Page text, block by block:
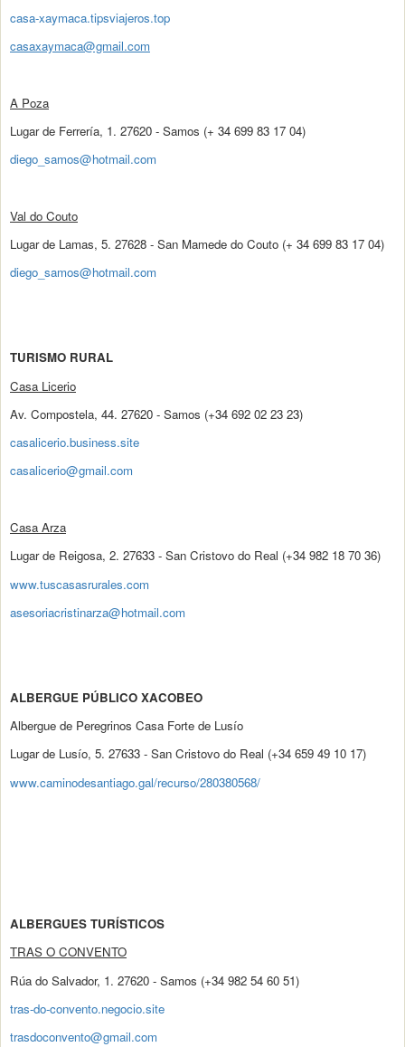
casa-xaymaca.tipsviajeros.top
casaxaymaca@gmail.com
A Poza
Lugar de Ferrería, 1. 27620 - Samos (+ 34 699 83 17 04)
diego_samos@hotmail.com
Val do Couto
Lugar de Lamas, 5. 27628 - San Mamede do Couto (+ 34 699 83 17 04)
diego_samos@hotmail.com
TURISMO RURAL
Casa Licerio
Av. Compostela, 44. 27620 - Samos (+34 692 02 23 23)
casalicerio.business.site
casalicerio@gmail.com
Casa Arza
Lugar de Reigosa, 2. 27633 - San Cristovo do Real (+34 982 18 70 36)
www.tuscasasrurales.com
asesoriacristinarza@hotmail.com
ALBERGUE PÚBLICO XACOBEO
Albergue de Peregrinos Casa Forte de Lusío
Lugar de Lusío, 5. 27633 - San Cristovo do Real (+34 659 49 10 17)
www.caminodesantiago.gal/recurso/280380568/
ALBERGUES TURÍSTICOS
TRAS O CONVENTO
Rúa do Salvador, 1. 27620 - Samos (+34 982 54 60 51)
tras-do-convento.negocio.site
trasdoconvento@gmail.com